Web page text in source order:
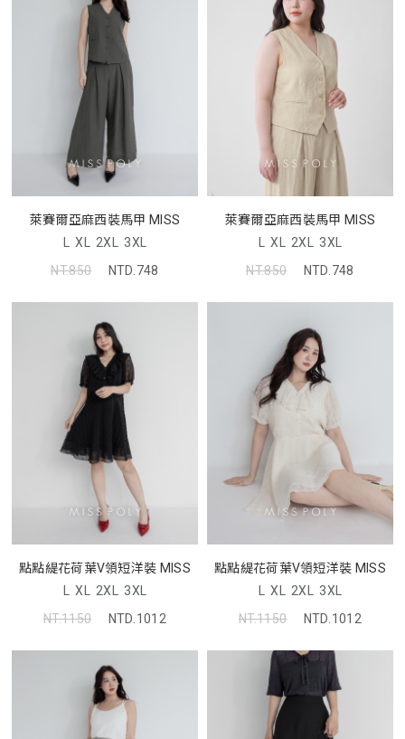
萊賽爾亞麻西裝馬甲 MISS
L XL 2XL 3XL
NT.850
NTD.748
萊賽爾亞麻西裝馬甲 MISS
L XL 2XL 3XL
NT.850
NTD.748
點點緹花荷葉V領短洋裝 MISS
L XL 2XL 3XL
NT.1150
NTD.1012
點點緹花荷葉V領短洋裝 MISS
L XL 2XL 3XL
NT.1150
NTD.1012